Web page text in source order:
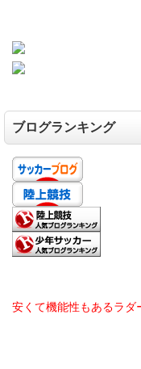
ブログランキング
安くて機能性もあるラ